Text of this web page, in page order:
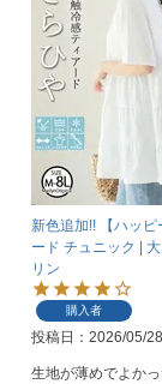
新色追加!! 【ハッ
ード チュニック |
リン
購入者
投稿日 2026/05/28
生地が薄めでよか